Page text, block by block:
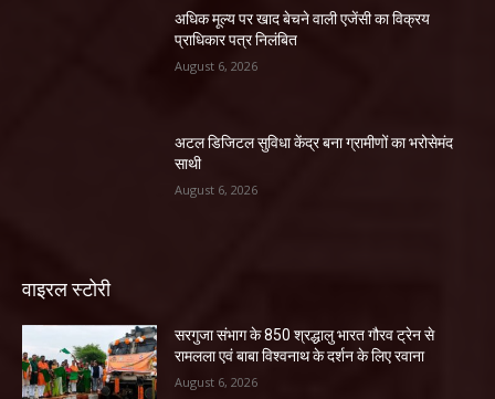
अधिक मूल्य पर खाद बेचने वाली एजेंसी का विक्रय
प्राधिकार पत्र निलंबित
August 6, 2026
अटल डिजिटल सुविधा केंद्र बना ग्रामीणों का भरोसेमंद
साथी
August 6, 2026
वाइरल स्टोरी
सरगुजा संभाग के 850 श्रद्धालु भारत गौरव ट्रेन से
रामलला एवं बाबा विश्वनाथ के दर्शन के लिए रवाना
August 6, 2026